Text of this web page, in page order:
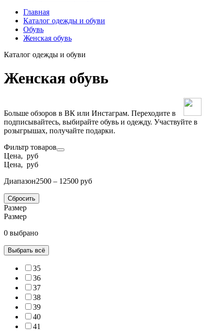
Главная
Каталог одежды и обуви
Обувь
Женская обувь
Каталог одежды и обуви
Женская обувь
Больше обзоров в ВК или Инстаграм. Переходите в
подписывайтесь, выбирайте обувь и одежду. Участвуйте в
розыгрышах, получайте подарки.
Фильтр товаров
Цена, руб
Цена, руб
Диапазон2500 – 12500 руб
Сбросить
Размер
Размер
0 выбрано
Выбрать всё
35
36
37
38
39
40
41